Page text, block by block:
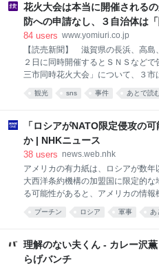
め、責任者が施設への立ち
は議論が盛り上がっている。 アニ
ついてはわかっていないが、スポン
えれば地上波アニメではなくNetflix
いてはこの連載で過去に触れたこと
ゃんと山田さん』について思うこと
368）ので、改めて自分の評価を書
「この作品は作者の体験をベースに
体裁程度の
花火大会は本当に開催される
防への申請なし、３自治体は
84 users www.yomiuri.co.jp
【読売新聞】 滋賀県の長浜、高島
２日に同時開催するとＳＮＳなどで
三市同時花火大会」について、３市
ＨＰで「自治体や観光協会の関与は
発表した。７日時点で開催に必要な
観光 sns 事件 あとで読
「ロシアがNATO限定侵攻の
か | NHKニュース
38 users news.web.nhk
アメリカの有力紙は、ロシアが数年
大西洋条約機構の加盟国に限定的な
る可能性があると、アメリカの情報
ると伝えました。 アメリカの有力紙
ト…
プーチン ロシア 軍事 あ
理解のない夫くん - カレー沢
らげバンチ